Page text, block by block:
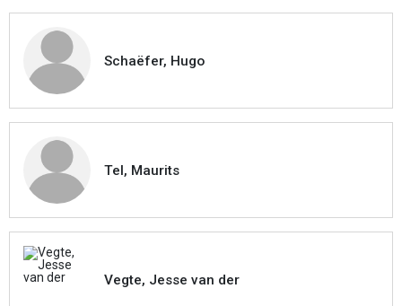
Schaëfer, Hugo
Tel, Maurits
Vegte, Jesse van der